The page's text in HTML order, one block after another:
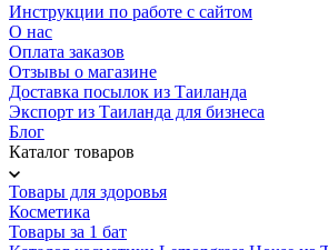
Инструкции по работе с сайтом
О нас
Оплата заказов
Отзывы о магазине
Доставка посылок из Таиланда
Экспорт из Таиланда для бизнеса
Блог
Каталог товаров
Товары для здоровья
Косметика
Товары за 1 бат